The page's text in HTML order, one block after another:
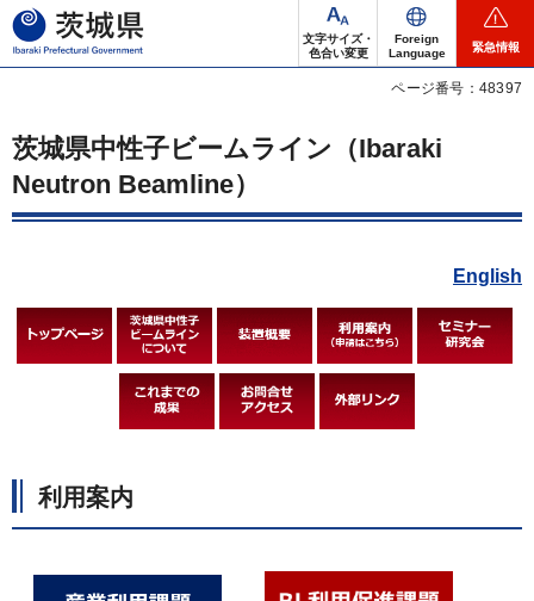
茨城県
文字サイズ・
色合い変更
Foreign
Language
緊急情報
ページ番号：48397
茨城県中性子ビームライン（Ibaraki
Neutron Beamline）
English
利用案内